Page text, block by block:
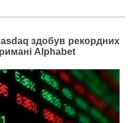
здобув рекордних
Alphabet